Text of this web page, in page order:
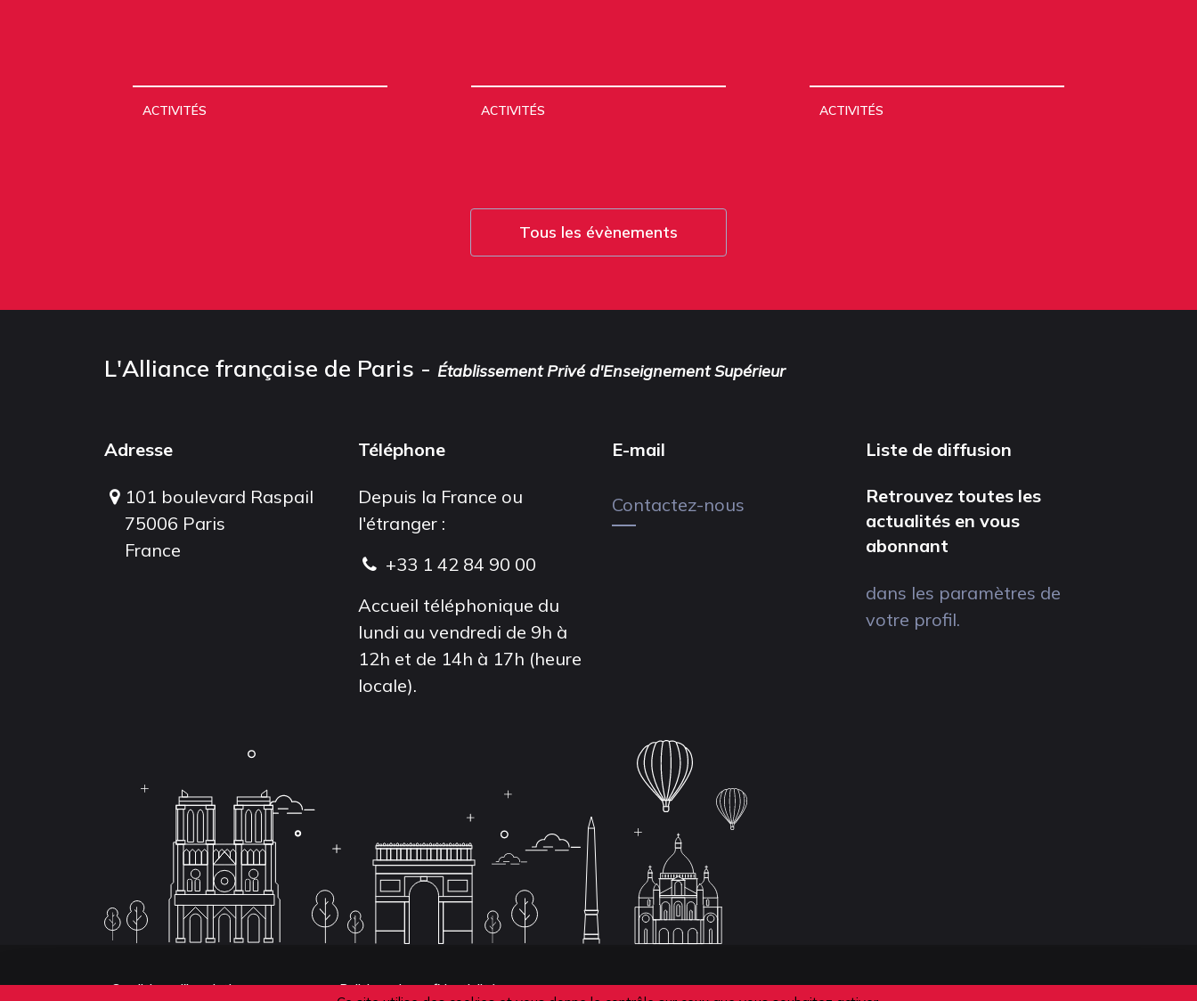
ACTIVITÉS ACTIVITÉS ACTIVITÉS
Tous les évènements
L'Alliance française de Paris - Établissement Privé d'Enseignement Supérieur
Adresse
101 boulevard Raspail
75006 Paris
France
Téléphone
Depuis la France ou
l'étranger :
+33 1 42 84 90 00
Accueil téléphonique du
lundi au vendredi de 9h à
12h et de 14h à 17h (heure
locale).
E-mail
Contactez-nous
Liste de diffusion
Retrouvez toutes les
actualités en vous
abonnant
dans les paramètres de
votre profil.
Conditions d'inscription aux examens
Politique de confidentialité